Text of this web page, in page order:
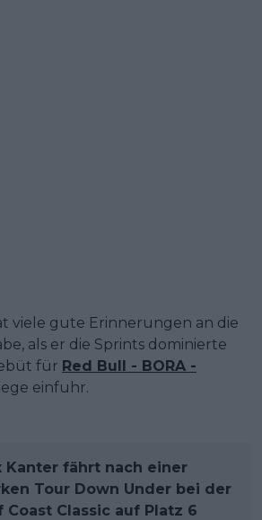
viele gute Erinnerungen an die
als er die Sprints dominierte
für Red Bull - BORA -
einfuhr.
Kanter fährt nach einer
Tour Down Under bei der
Coast Classic auf Platz 6